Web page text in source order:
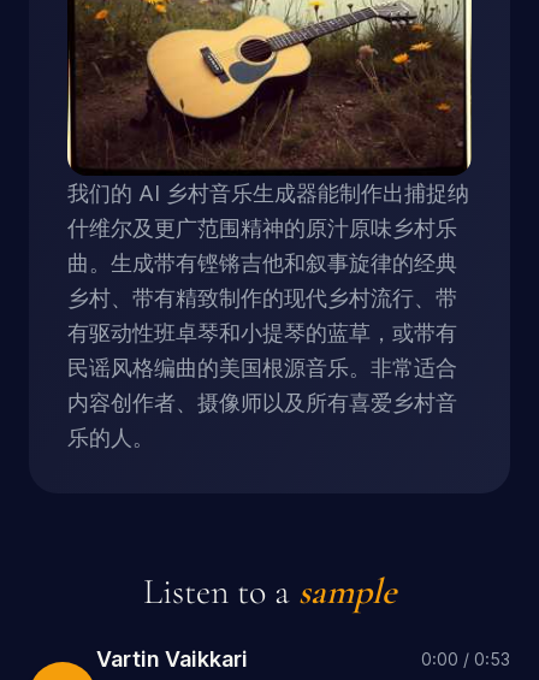
我们的 AI 乡村音乐生成器能制作出捕捉纳
什维尔及更广范围精神的原汁原味乡村乐
曲。生成带有铿锵吉他和叙事旋律的经典
乡村、带有精致制作的现代乡村流行、带
有驱动性班卓琴和小提琴的蓝草，或带有
民谣风格编曲的美国根源音乐。非常适合
内容创作者、摄像师以及所有喜爱乡村音
乐的人。
Listen to a sample
Vartin Vaikkari 0:00 / 0:53